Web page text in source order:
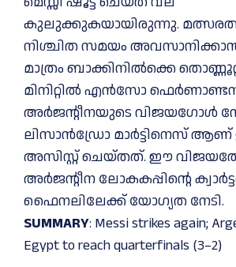
കുലുക്കുകയായിരുന്നു.
നിശ്ചിത സമയം അവസാനിക്കാൻ
മാത്രം ബാക്കിനിൽക്കെ
മിനിറ്റിൽ എൻസോ
അർജന്റീനയുടെ വിജയഗോൾ
ലിസാൻഡ്രോ മാർട്ടിനെസ്
അസിസ്റ്റ് ചെയ്തത്. ഈ
അർജന്റീന ലോകകപ്പിന്റെ
ഫൈനലിലേക്ക് യോഗ്യത നേടി.
SUMMARY: Messi strikes again;
Egypt to reach quarterfinals (3–2)